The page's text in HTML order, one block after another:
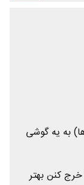
به یه گوشی
خرج کنن بهتر